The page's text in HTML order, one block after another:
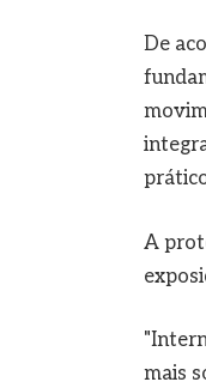
De
A
mais